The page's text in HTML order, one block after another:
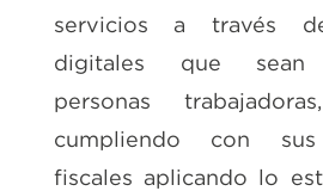
servicios a través
digitales que sean
personas
cumpliendo con sus
fiscales aplicando lo